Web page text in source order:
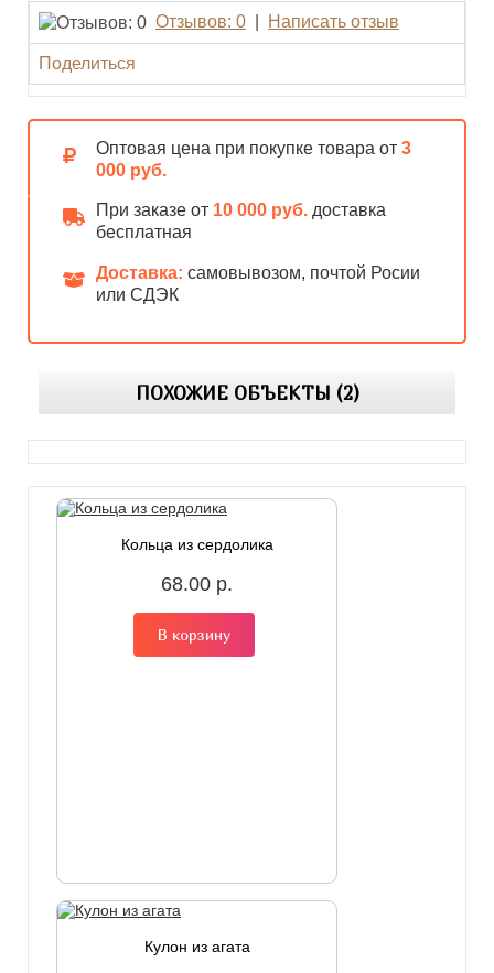
Отзывов: 0 Написать отзыв
Поделиться
Оптовая цена при покупке товара от 3
000 руб.
При заказе от 10 000 руб. доставка
бесплатная
Доставка: самовывозом, почтой Росии
или СДЭК
ПОХОЖИЕ ОБЪЕКТЫ (2)
Кольца из сердолика
68.00 р.
В корзину
Кулон из агата